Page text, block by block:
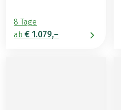
8 Tage
ab € 1.079,–